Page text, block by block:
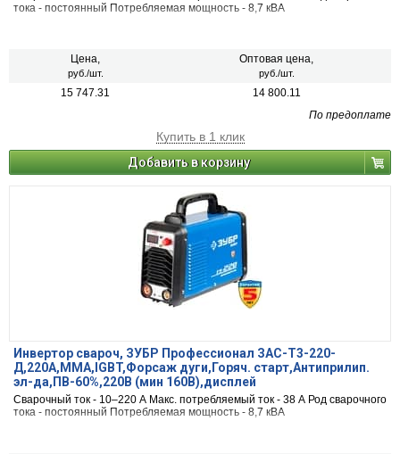
тока - постоянный Потребляемая мощность - 8,7 кВА
Цена,
руб./шт.
Оптовая цена,
руб./шт.
15 747.31
14 800.11
По предоплате
Купить в 1 клик
Добавить в корзину
Инвертор свароч, ЗУБР Профессионал ЗАС-Т3-220-
Д,220А,MMA,IGBT,Форсаж дуги,Горяч. старт,Антиприлип.
эл-да,ПВ-60%,220В (мин 160В),дисплей
Сварочный ток - 10–220 А Макс. потребляемый ток - 38 А Род сварочного
тока - постоянный Потребляемая мощность - 8,7 кВА